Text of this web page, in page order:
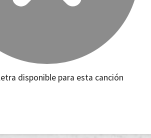
disponible para esta canción